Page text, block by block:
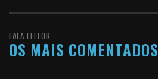
FALA LEITOR
OS MAIS COMENTADOS